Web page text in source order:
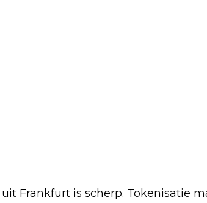
Frankfurt is scherp. Tokenisatie